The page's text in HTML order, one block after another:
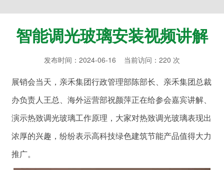
智能调光玻璃安装视频讲解
发布时间：2024-06-16 当前访问：220 次
展销会当天，亲禾集团行政管理部陈部长、亲禾集团总裁
办负责人王总、海外运营部祝颜萍正在给参会嘉宾讲解、
演示热致调光玻璃工作原理，大家对热致调光玻璃表现出
浓厚的兴趣，纷纷表示高科技绿色建筑节能产品值得大力
推广。